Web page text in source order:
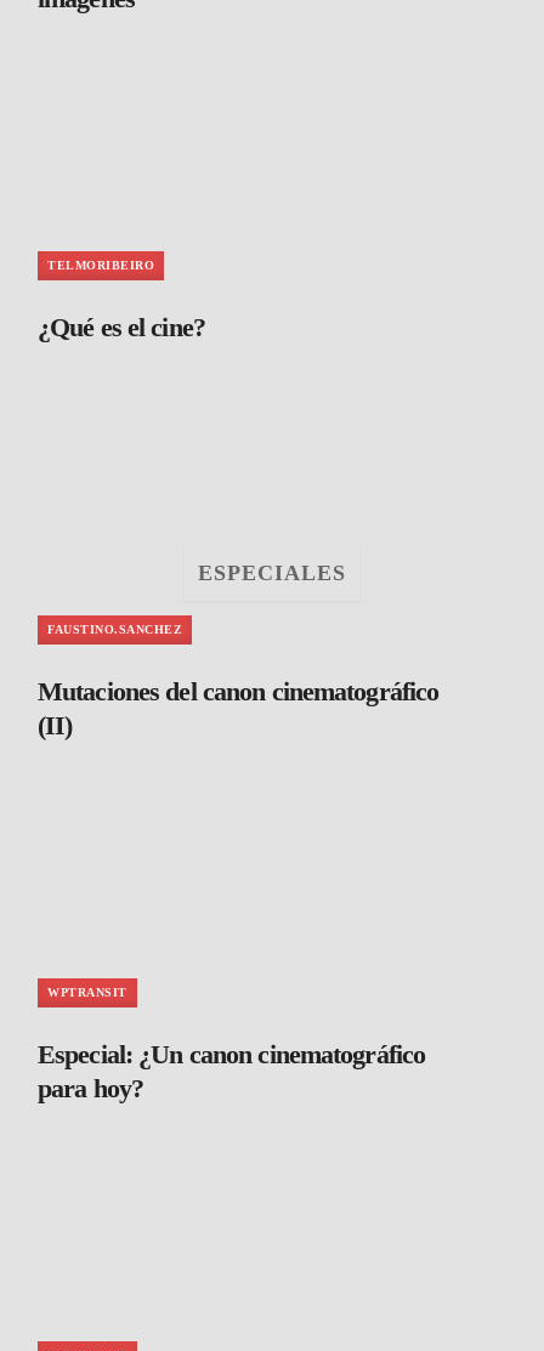
TELMORIBEIRO
¿Qué es el cine?
ESPECIALES
FAUSTINO.SANCHEZ
Mutaciones del canon cinematográfico
(II)
WPTRANSIT
Especial: ¿Un canon cinematográfico
para hoy?